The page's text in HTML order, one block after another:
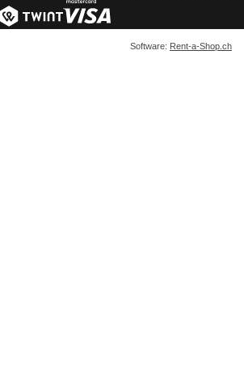
Software: Rent-a-Shop.ch